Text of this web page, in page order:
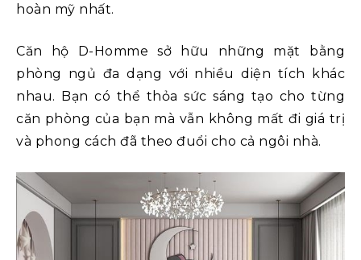
hoàn mỹ nhất.
Căn hộ D-Homme sở hữu những mặt bằng
phòng ngủ đa dạng với nhiều diện tích khác
nhau. Bạn có thể thỏa sức sáng tạo cho từng
căn phòng của bạn mà vẫn không mất đi giá trị
và phong cách đã theo đuổi cho cả ngôi nhà.